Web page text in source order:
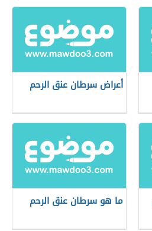
أعراض سرطان عنق الرحم
ما هو سرطان عنق الرحم